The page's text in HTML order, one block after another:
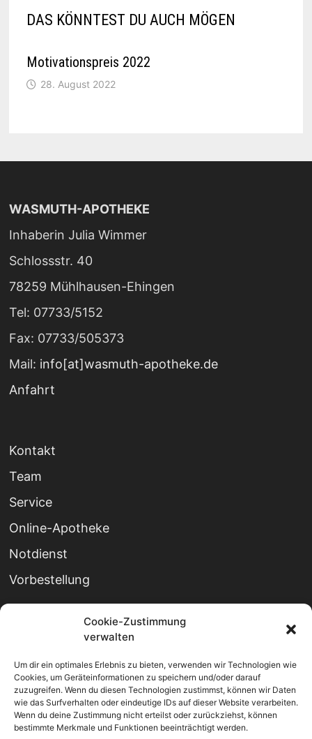
Cookie-Zustimmung
verwalten
Um dir ein optimales Erlebnis zu bieten, verwenden wir Technologien wie
Cookies, um Geräteinformationen zu speichern und/oder darauf
zuzugreifen. Wenn du diesen Technologien zustimmst, können wir Daten
wie das Surfverhalten oder eindeutige IDs auf dieser Website verarbeiten.
Wenn du deine Zustimmung nicht erteilst oder zurückziehst, können
bestimmte Merkmale und Funktionen beeinträchtigt werden.
DAS KÖNNTEST DU AUCH MÖGEN
Motivationspreis 2022
28. August 2022
WASMUTH-APOTHEKE
Inhaberin Julia Wimmer
Schlossstr. 40
78259 Mühlhausen-Ehingen
Tel: 07733/5152
Fax: 07733/505373
Mail: info[at]wasmuth-apotheke.de
Anfahrt
Kontakt
Team
Service
Online-Apotheke
Notdienst
Vorbestellung
Öffnungszeiten
Montag bis Freitag:
08:30 - 12:30 Uhr
14:30 - 18:30 Uhr